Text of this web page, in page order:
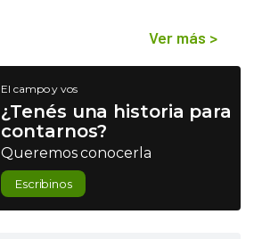
Ver más >
El campo y vos
¿Tenés una historia para
contarnos?
Queremos conocerla
Escribinos